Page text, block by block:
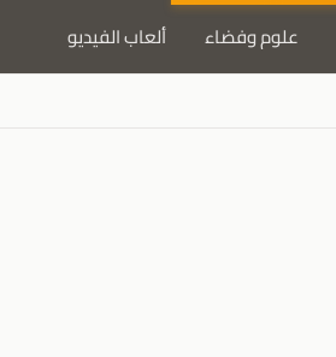
علوم وفضاء ألعاب الفيديو